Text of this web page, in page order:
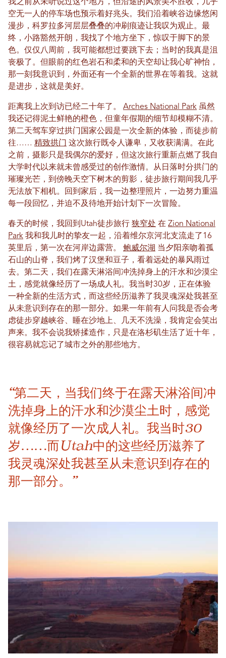
我之前从未听说过这个地方，但沿途的风景美不胜收，几乎
空无一人的停车场也预示着好兆头。我们沿着峡谷边缘悠闲
漫步，科罗拉多河层层叠叠的冲刷痕迹让我叹为观止。最
终，小路豁然开朗，我找了个地方坐下，惊叹于脚下的景
色。仅仅八周前，我可能都想过要跳下去；当时的我真是沮
丧极了。但眼前的红色岩石和柔和的天空却让我心旷神怡，
那一刻我意识到，外面还有一个全新的世界在等着我。这就
是进步，这就是美好。
距离我上次到访已经二十年了。 Arches National Park 虽然
我还记得泥土鲜​​艳的橙色，但童年假期的细节却模糊不清。
第二天驾车穿过拱门国家公园是一次全新的体验，而徒步前
往…… 精致拱门 这次旅行既令人谦卑，又收获满满。在此
之前，摄影只是我偶尔的爱好，但这次旅行重新点燃了我自
大学时代以来就未曾感受过的创作激情。从日落时分拱门的
璀璨光芒，到傍晚天空下树木的剪影，徒步旅行期间我几乎
无法放下相机。回到家后，我一边整理照片，一边努力重温
每一段回忆，并迫不及待地开始计划下一次冒险。
春天的时候，我回到Utah徒步旅行 狭窄处 在 Zion National
Park 我和我儿时的挚友一起，沿着维尔京河北支流走了16
英里后，第一次在河岸边露营。 鲍威尔湖 当夕阳亲吻着孤
石山的山脊，我们烤了汉堡和豆子，看着远处的暴风雨过
去。第二天，我们在露天淋浴间冲洗掉身上的汗水和沙漠尘
土，感觉就像经历了一场成人礼。我当时30岁，正在体验
一种全新的生活方式，而这些经历滋养了我灵魂深处我甚至
从未意识到存在的那一部分。如果一年前有人问我是否会考
虑徒步穿越峡谷、睡在沙地上、几天不洗澡，我肯定会笑出
声来。我不会说我矫揉造作，只是在洛杉矶生活了近十年，
很容易就忘记了城市之外的那些地方。
“第二天，当我们终于在露天淋浴间冲
洗掉身上的汗水和沙漠尘土时，感觉
就像经历了一次成人礼。我当时30
岁……而Utah中的这些经历滋养了
我灵魂深处我甚至从未意识到存在的
那一部分。”